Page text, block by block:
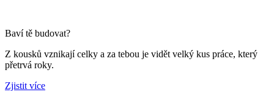
Baví tě budovat?
Z kousků vznikají celky a za tebou je vidět velký kus práce, který
přetrvá roky.
Zjistit více